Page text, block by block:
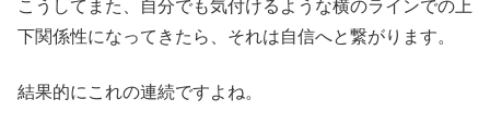
こうしてまた、自分でも気付けるような横のラインでの上
下関係性になってきたら、それは自信へと繋がります。
結果的にこれの連続ですよね。